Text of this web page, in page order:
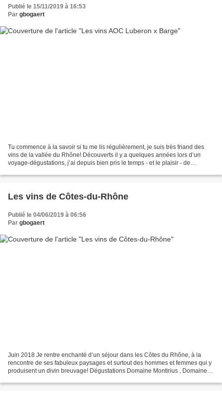
Publié le 15/11/2019 à 16:53
Par gbogaert
Tu commence à la savoir si tu me lis régulièrement, je suis très friand des
vins de la vallée du Rhône! Découverts il y a quelques années lors d’un
voyage-dégustations, j’ai depuis bien pris le temps - et le plaisir - de
Les vins de Côtes-du-Rhône
Publié le 04/06/2019 à 06:56
Par gbogaert
Juin 2018 Je rentre enchanté d’un séjour dans les Côtes du Rhône, à la
rencontre de ses fabuleux paysages et surtout des hommes et femmes qui y
produisent un divin breuvage! Dégustations Domaine Montirius , Domaine